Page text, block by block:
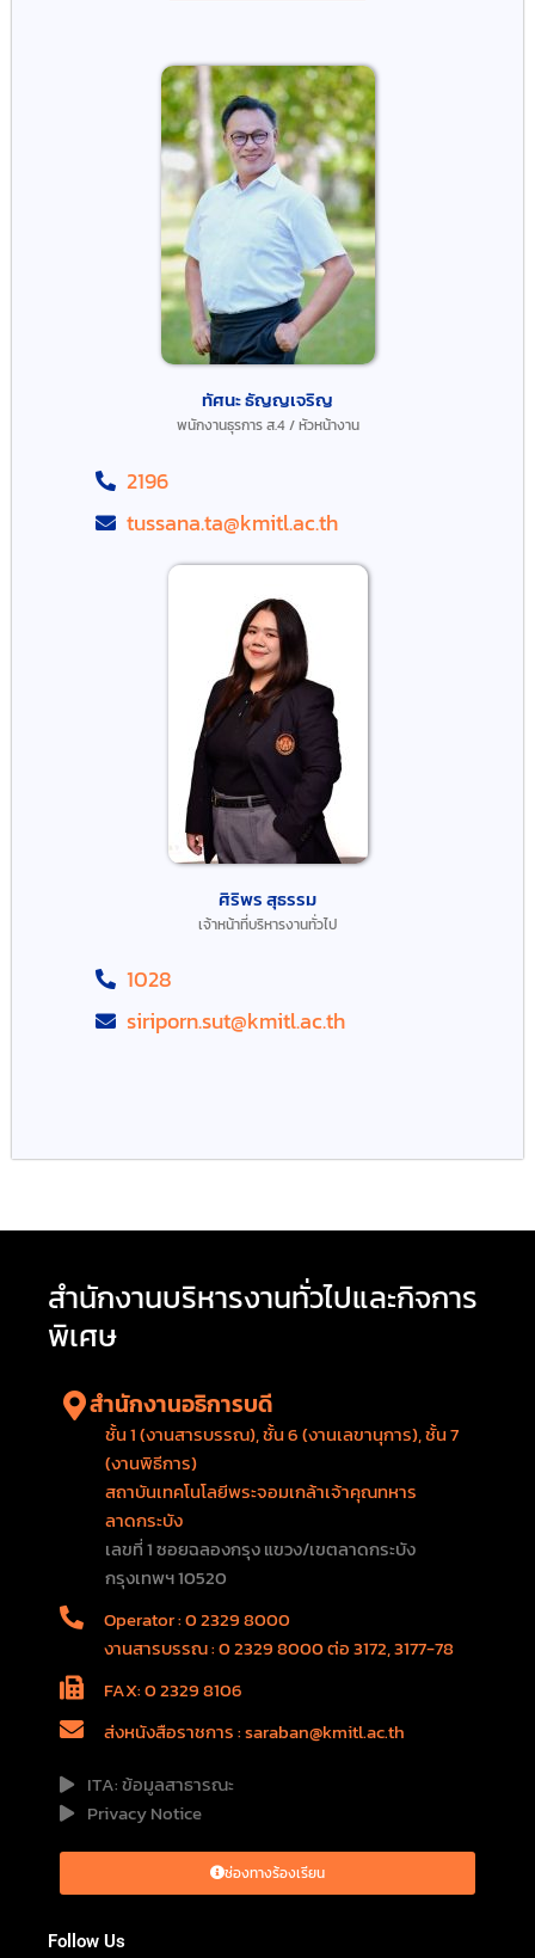
ทัศนะ ธัญญเจริญ
พนักงานธุรการ ส.4 / หัวหน้างาน
2196
tussana.ta@kmitl.ac.th
ศิริพร สุธรรม
เจ้าหน้าที่บริหารงานทั่วไป
1028
siriporn.sut@kmitl.ac.th
สำนักงานบริหารงานทั่วไปและกิจการ
พิเศษ
สำนักงานอธิการบดี
ชั้น 1 (งานสารบรรณ), ชั้น 6 (งานเลขานุการ), ชั้น 7
(งานพิธีการ)
สถาบันเทคโนโลยีพระจอมเกล้าเจ้าคุณทหาร
ลาดกระบัง
เลขที่ 1 ซอยฉลองกรุง แขวง/เขตลาดกระบัง
กรุงเทพฯ 10520
Operator : 0 2329 8000
งานสารบรรณ : 0 2329 8000 ต่อ 3172, 3177-78
FAX: 0 2329 8106
ส่งหนังสือราชการ : saraban@kmitl.ac.th
ITA: ข้อมูลสาธารณะ
Privacy Notice
ช่องทางร้องเรียน
Follow Us